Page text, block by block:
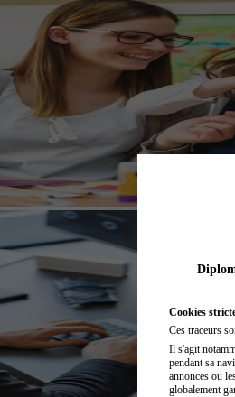
Cookies
Ces traceurs
Il s'agit
pendant sa
annonces ou
globalement